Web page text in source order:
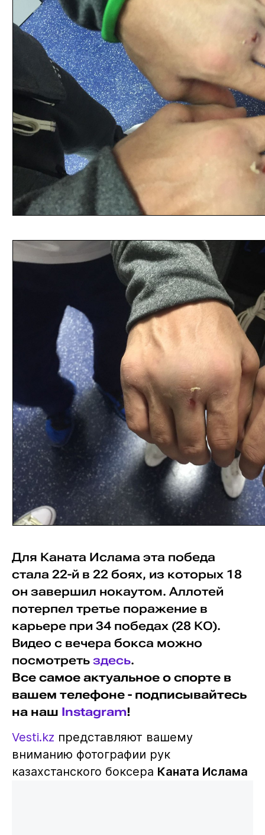
Для Каната Ислама эта победа
стала 22-й в 22 боях, из которых 18
он завершил нокаутом. Аллотей
потерпел третье поражение в
карьере при 34 победах (28 КО).
Видео с вечера бокса можно
посмотреть здесь.
Все самое актуальное о спорте в
вашем телефоне - подписывайтесь
на наш Instagram!
Vesti.kz представляют вашему
вниманию фотографии рук
казахстанского боксера Каната Ислама